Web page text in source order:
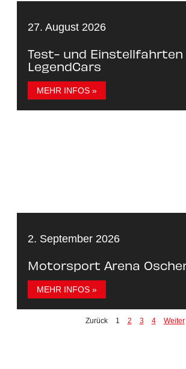
27. August 2026
Test- und
LegendCars
MEHR INFOS »
2. September 2026
Motorsport Arena
MEHR INFOS »
Zurück 1 2 3 4 Weiter